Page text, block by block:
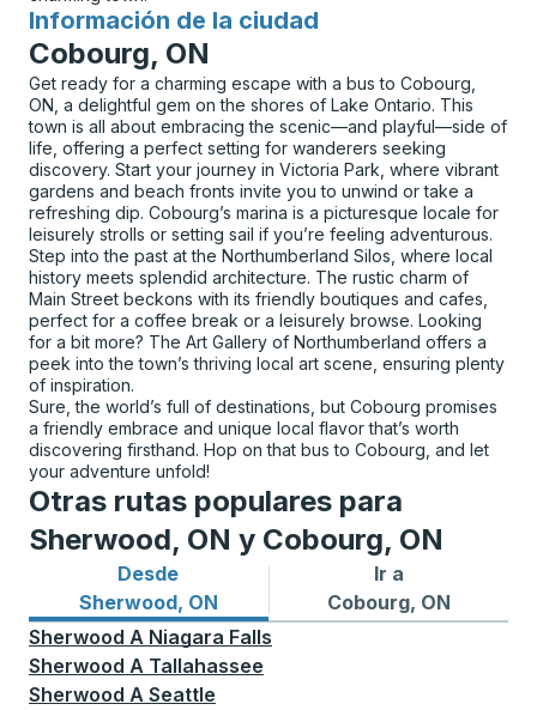
Información de la ciudad
para
Cobourg, ON
Get ready for a charming escape with a bus to Cobourg,
ON, a delightful gem on the shores of Lake Ontario. This
town is all about embracing the scenic—and playful—side of
life, offering a perfect setting for wanderers seeking
discovery. Start your journey in Victoria Park, where vibrant
gardens and beach fronts invite you to unwind or take a
refreshing dip. Cobourg’s marina is a picturesque locale for
leisurely strolls or setting sail if you’re feeling adventurous.
Step into the past at the Northumberland Silos, where local
history meets splendid architecture. The rustic charm of
Main Street beckons with its friendly boutiques and cafes,
perfect for a coffee break or a leisurely browse. Looking
for a bit more? The Art Gallery of Northumberland offers a
peek into the town’s thriving local art scene, ensuring plenty
of inspiration.
Sure, the world’s full of destinations, but Cobourg promises
a friendly embrace and unique local flavor that’s worth
discovering firsthand. Hop on that bus to Cobourg, and let
your adventure unfold!
Otras rutas populares para
Sherwood, ON y Cobourg, ON
Desde
Sherwood, ON
Rutas de autobuses desde Sherwood, ON
Ir a
Cobourg, ON
Rutas de autobuses a
Sherwood A Niagara Falls
Sherwood A Tallahassee
Sherwood A Seattle